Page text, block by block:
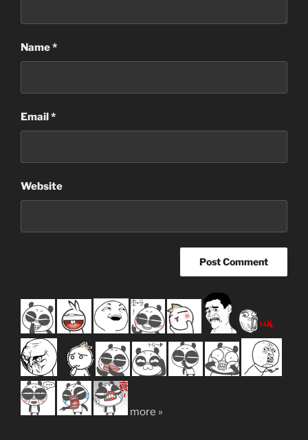
Name*
Email *
Website
more »